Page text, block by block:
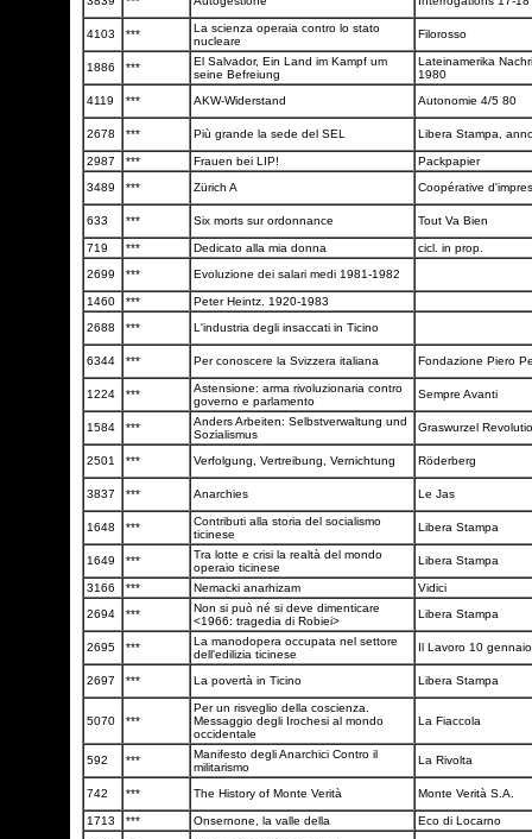
4103 ***
La scienza operaia contro lo stato
nucleare
Filorosso
1886 ***
El Salvador, Ein Land im Kampf um
seine Befreiung
Lateinamerika
1980
4119
*** AKW-Widerstand Autonomie 4/5 80
2678 *** Più grande la sede del SEL Libera Stampa,
2987 *** Frauen bei LIP!
Packpapier
3489
*** Zürich A Coopérative
633 *** Six morts sur ordonnance Tout Va Bien
719 *** Dedicato alla mia donna
cicl. in prop.
2699
*** Evoluzione dei salari medi 1981-1982
1460 ***
Peter Heintz. 1920-1983
2688
*** L'industria degli insaccati in Ticino
6344 *** Per conoscere la Svizzera italiana Fondazione Piero
1224 ***
Astensione: arma rivoluzionaria contro
governo e parlamento
Sempre Avanti
1584 ***
Anders Arbeiten: Selbstverwaltung und
Sozialismus
Graswurzel
2501 *** Verfolgung, Vertreibung, Vernichtung Röderberg
3837 *** Anarchies Le Jas
1648 ***
Contributi alla storia del socialismo
ticinese
Libera Stampa
1649 ***
Tra lotte e crisi la realtà del mondo
operaio ticinese
Libera Stampa
3166 *** Nemacki anarhizam
Vidici
2694
***
Non si può né si deve dimenticare
<1966: tragedia di Robiei>
Libera Stampa
2695 ***
La manodopera occupata nel settore
dell'edilizia ticinese
Il Lavoro 10
2697 *** La povertà in Ticino Libera Stampa
5070 ***
Per un risveglio della coscienza.
Messaggio degli Irochesi al mondo
occidentale
La Fiaccola
592 ***
Manifesto degli Anarchici Contro il
militarismo
La Rivolta
742 *** The History of Monte Verità Monte Verità S.A.
1713 *** Onsernone, la valle della
Eco di Locarno